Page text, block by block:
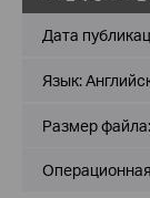
Дата
Язык:
Размер файла: